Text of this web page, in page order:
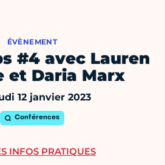
ÉVÈNEMENT
#4 avec Lauren
et Daria Marx
12 janvier 2023
Conférences
INFOS PRATIQUES